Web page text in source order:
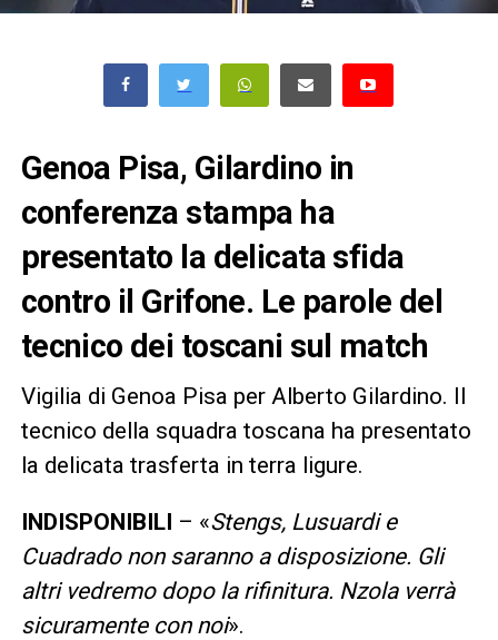
Genoa Pisa, Gilardino in
conferenza stampa ha
presentato la delicata sfida
contro il Grifone. Le parole del
tecnico dei toscani sul match
Vigilia di Genoa Pisa per Alberto Gilardino. Il
tecnico della squadra toscana ha presentato
la delicata trasferta in terra ligure.
INDISPONIBILI – «Stengs, Lusuardi e
Cuadrado non saranno a disposizione. Gli
altri vedremo dopo la rifinitura. Nzola verrà
sicuramente con noi».